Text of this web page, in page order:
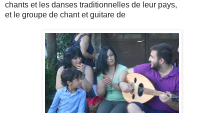
chants et les danses traditionnelles de leur pays,
et le groupe de chant et guitare de